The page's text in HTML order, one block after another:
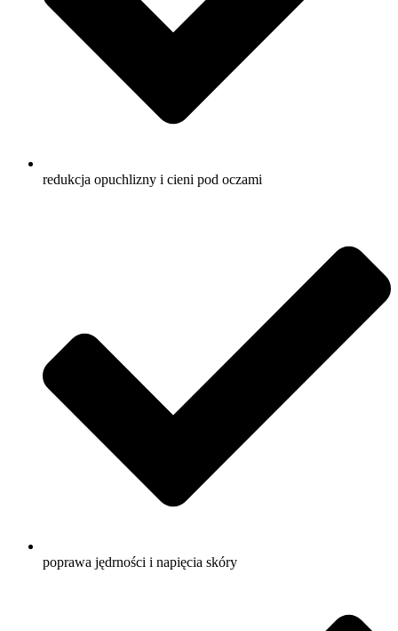
redukcja opuchlizny i cieni pod oczami
poprawa jędrności i napięcia skóry